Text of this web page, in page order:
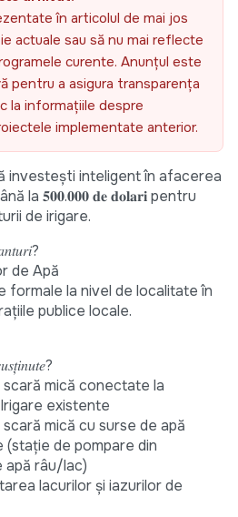
în articolul de mai jos
actuale sau să nu mai reflecte
curente. Anunțul este
pentru a asigura transparența
la informațiile despre
implementate anterior.
investești inteligent în afacerea
la 𝟓𝟎𝟎.𝟎𝟎𝟎 𝐝𝐞 𝐝𝐨𝐥𝐚𝐫𝐢 pentru
de irigare.
de Apă
formale la nivel de localitate în
publice locale.
scară mică conectate la
existente
mică cu surse de apă
de pompare din
râu/lac)
lacurilor și iazurilor de